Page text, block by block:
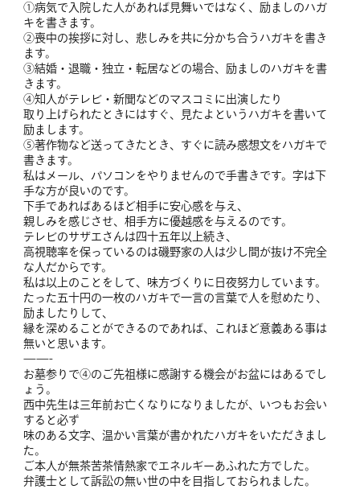
①病気で入院した人があれば見舞いではなく、励ましのハガ
キを書きます。
②喪中の挨拶に対し、悲しみを共に分かち合うハガキを書き
ます。
③結婚・退職・独立・転居などの場合、励ましのハガキを書
きます。
④知人がテレビ・新聞などのマスコミに出演したり
取り上げられたときにはすぐ、見たよというハガキを書いて
励まします。
⑤著作物など送ってきたとき、すぐに読み感想文をハガキで
書きます。
私はメール、パソコンをやりませんので手書きです。字は下
手な方が良いのです。
下手であればあるほど相手に安心感を与え、
親しみを感じさせ、相手方に優越感を与えるのです。
テレビのサザエさんは四十五年以上続き、
高視聴率を保っているのは磯野家の人は少し間が抜け不完全
な人だからです。
私は以上のことをして、味方づくりに日夜努力しています。
たった五十円の一枚のハガキで一言の言葉で人を慰めたり、
励ましたりして、
縁を深めることができるのであれば、これほど意義ある事は
無いと思います。
——-
お墓参りで④のご先祖様に感謝する機会がお盆にはあるでし
ょう。
西中先生は三年前お亡くなりになりましたが、いつもお会い
すると必ず
味のある文字、温かい言葉が書かれたハガキをいただきまし
た。
ご本人が無茶苦茶情熱家でエネルギーあふれた方でした。
弁護士として訴訟の無い世の中を目指しておられました。